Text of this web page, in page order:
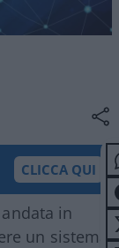
CLICCA QUI
in
un sistema